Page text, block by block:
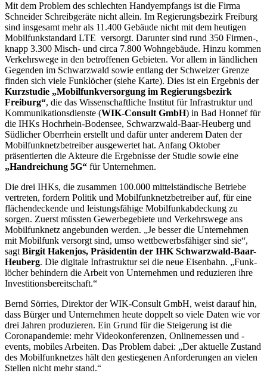
Mit dem Problem des schlechten Handyempfangs ist die Firma
Schneider Schreibgeräte nicht allein. Im Regierungsbezirk Freiburg
sind insgesamt mehr als 11.400 Gebäude nicht mit dem heutigen
Mobilfunkstandard LTE versorgt. Darunter sind rund 350 Firmen-,
knapp 3.300 Misch- und circa 7.800 Wohngebäude. Hinzu kommen
Verkehrswege in den betroffenen Gebieten. Vor allem in ländlichen
Gegenden im Schwarzwald sowie entlang der Schweizer Grenze
finden sich viele Funklöcher (siehe Karte). Dies ist ein Ergebnis der
Kurzstudie „Mobilfunkversorgung im Regierungsbezirk
Freiburg“, die das Wissenschaftliche Institut für Infrastruktur und
Kommunikationsdienste (WIK-Consult GmbH) in Bad Honnef für
die IHKs Hochrhein-Bodensee, Schwarzwald-Baar-Heuberg und
Südlicher Oberrhein erstellt und dafür unter anderem Daten der
Mobilfunknetzbetreiber ausgewertet hat. Anfang Oktober
präsentierten die Akteure die Ergebnisse der Studie sowie eine
„Handreichung 5G“ für Unternehmen.
Die drei IHKs, die zusammen 100.000 mittelständische Betriebe
vertreten, fordern Politik und Mobilfunknetzbetreiber auf, für eine
flächendeckende und leistungsfähige Mobilfunkabdeckung zu
sorgen. Zuerst müssten Gewerbegebiete und Verkehrswege ans
Mobilfunknetz angebunden werden. „Je besser die Unternehmen
mit Mobilfunk versorgt sind, umso wettbewerbsfähiger sind sie“,
sagt Birgit Hakenjos, Präsidentin der IHK Schwarzwald-Baar-
Heuberg. Die digitale Infrastruktur sei die neue Eisenbahn. „Funk­
löcher behindern die Arbeit von Unternehmen und reduzieren ihre
Investitionsbereitschaft.“
Bernd Sörries, Direktor der WIK-Consult GmbH, weist darauf hin,
dass Bürger und Unternehmen heute doppelt so viele Daten wie vor
drei Jahren produzieren. Ein Grund für die Steigerung ist die
Coronapandemie: mehr Videokonferenzen, Onlinemessen und -
events, mobiles Arbeiten. Das Problem dabei: „Der aktuelle Zustand
des Mobilfunknetzes hält den gestiegenen Anforderungen an vielen
Stellen nicht mehr stand.“